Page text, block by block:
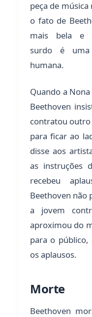
peça de
o fato de
mais bela e
surdo é uma
humana.
Quando a
Beethoven
contratou
para ficar ao
disse aos
as instruções
recebeu
Beethoven não
a jovem
aproximou do
para o público,
os aplausos.
Morte
Beethoven